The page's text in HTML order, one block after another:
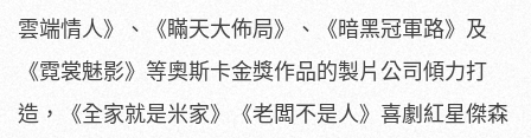
雲端情人》、《瞞天大佈局》、《暗黑冠軍路》及
《霓裳魅影》 等奧斯卡金獎作品的製片公司傾力打
造，《全家就是米家》《老闆不是人》喜劇紅星傑森